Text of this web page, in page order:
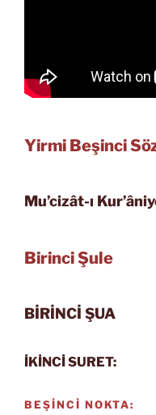
Yirmi Beşinci
Mu’cizât-ı
Birinci Şule
BİRİNCİ ŞUA
İKİNCİ SURET:
BEŞİNCİ NOKTA: